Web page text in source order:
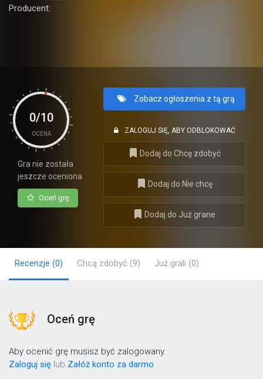
Producent:
0/10
OCENA
Gra nie została
jeszcze oceniona
Oceń grę
Zobacz ogłoszenia z tą grą
ZALOGUJ SIĘ, ABY ODBLOKOWAĆ
Dodaj do Chcę zdobyć
Dodaj do Nie chcę
Dodaj do Już grane
Recenzje (0) Chcą zdobyć (9) Już grali (0)
Oceń grę
Aby ocenić grę musisz być zalogowany.
Zaloguj się lub Załóż konto za darmo